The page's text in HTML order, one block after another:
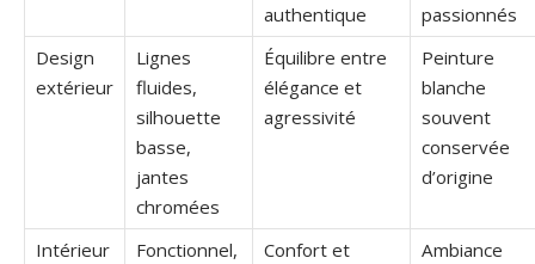
authentique
passionnés
Design
extérieur
Lignes
fluides,
silhouette
basse,
jantes
chromées
Équilibre entre
élégance et
agressivité
Peinture
blanche
souvent
conservée
d’origine
Intérieur
Fonctionnel,
Confort et
Ambiance